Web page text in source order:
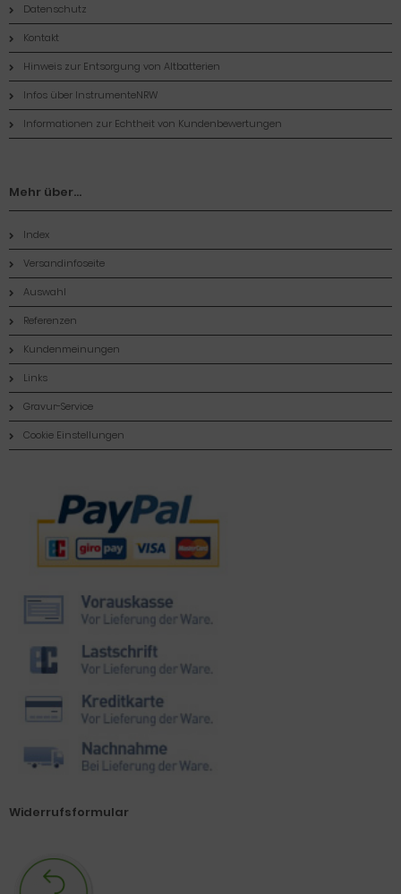
Datenschutz
Kontakt
Hinweis zur Entsorgung von Altbatterien
Infos über InstrumenteNRW
Informationen zur Echtheit von Kundenbewertungen
Mehr über...
Index
Versandinfoseite
Auswahl
Referenzen
Kundenmeinungen
Links
Gravur-Service
Cookie Einstellungen
Zahlungsmethoden
Widerrufsformular